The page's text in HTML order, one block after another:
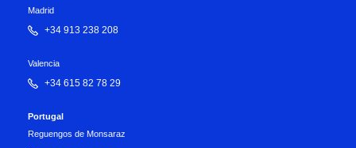
Madrid
+34 913 238 208
Valencia
+34 615 82 78 29
Portugal
Reguengos de Monsaraz